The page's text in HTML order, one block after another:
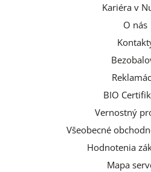
Kariéra v
O nás
BIO
Vernostný
Všeobecné
Hodnotenia
Mapa